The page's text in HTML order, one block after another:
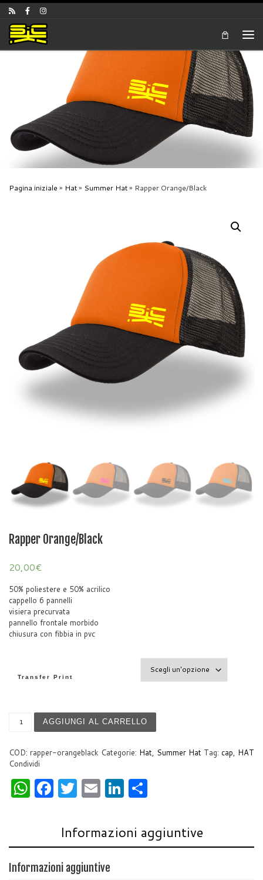
Skip to content
Pagina iniziale » Hat» Summer Hat» Rapper Orange/Black
Rapper Orange/Black
20,00€
50% poliestere e 50% acrilico
cappello 6 pannelli
visiera precurvata
pannello frontale morbido
chiusura con fibbia in pvc
Transfer Print
AGGIUNGI AL CARRELLO
COD: rapper-orangeblack Categorie: Hat, Summer Hat Tag: cap, HAT
Condividi
W
h
s
A
F
a
c
e
b
T
w
itt
er
E
m
ai
l
Li
n
k
e
ar
e
Informazioni aggiuntive
Informazioni aggiuntive